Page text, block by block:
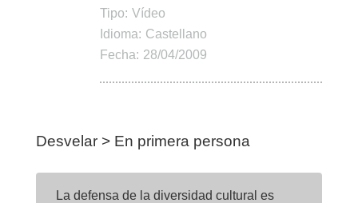
Tipo: Vídeo
Idioma: Castellano
Fecha: 28/04/2009
Desvelar > En primera persona
La defensa de la diversidad cultural es